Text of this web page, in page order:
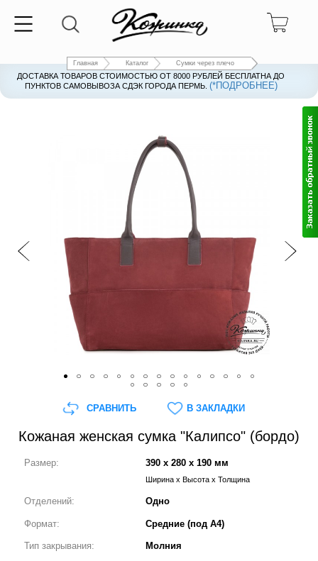
Главная Каталог Сумки через плечо
ДОСТАВКА ТОВАРОВ СТОИМОСТЬЮ ОТ 8000 РУБЛЕЙ БЕСПЛАТНА ДО
ПУНКТОВ САМОВЫВОЗА СДЭК ГОРОДА ПЕРМЬ. (*ПОДРОБНЕЕ)
Кожаная женская сумка "Калипсо" (бордо)
Размер: 390 x 280 x 190 мм
Ширина x Высота x Толщина
Отделений: Одно
Формат: Средние (под А4)
Тип закрывания: Молния
СРАВНИТЬ В ЗАКЛАДКИ